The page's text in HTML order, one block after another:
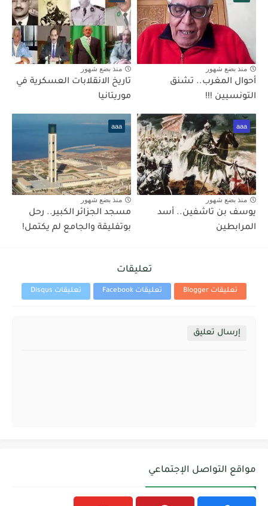
منذ بضع شهور
أحوال المغرب.. تشنق
التونسيين !!!
منذ بضع شهور
تاريخ الانقلابات العسكرية في
موريتانيا
aaa
منذ بضع شهور
يوسف بن تاشفين.. أسد
المرابطين
aaa
منذ بضع شهور
مسجد الجزائر الكبير.. رحل
بوتفليقة والجامع لم يكتمل!
تعليقات
تعليقات Blogger تعليقات Facebook تعليقات Disqus
إرسال تعليق
مواقع التواصل الإجتماعي